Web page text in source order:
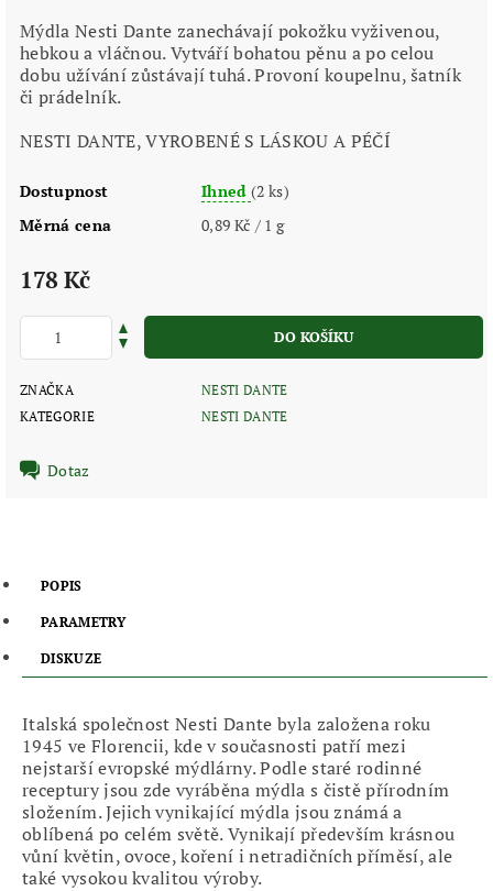
Mýdla Nesti Dante zanechávají pokožku vyživenou,
hebkou a vláčnou. Vytváří bohatou pěnu a po celou
dobu užívání zůstávají tuhá. Provoní koupelnu, šatník
či prádelník.
NESTI DANTE, VYROBENÉ S LÁSKOU A PÉČÍ
Dostupnost Ihned(2 ks)
Měrná cena
0,89 Kč / 1 g
178 Kč
ZNAČKA
NESTI DANTE
KATEGORIE
NESTI DANTE
Dotaz
POPIS
PARAMETRY
DISKUZE
Italská společnost Nesti Dante byla založena roku
1945 ve Florencii, kde v současnosti patří mezi
nejstarší evropské mýdlárny. Podle staré rodinné
receptury jsou zde vyráběna mýdla s čistě přírodním
složením. Jejich vynikající mýdla jsou známá a
oblíbená po celém světě. Vynikají především krásnou
vůní květin, ovoce, koření i netradičních příměsí, ale
také vysokou kvalitou výroby.